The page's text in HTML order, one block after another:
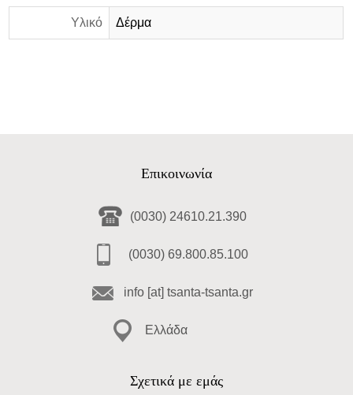
Υλικό Δέρμα
Επικοινωνία
(0030) 24610.21.390
(0030) 69.800.85.100
info [at] tsanta-tsanta.gr
Ελλάδα
Σχετικά με εμάς